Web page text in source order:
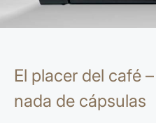
El placer del café
nada de cápsulas